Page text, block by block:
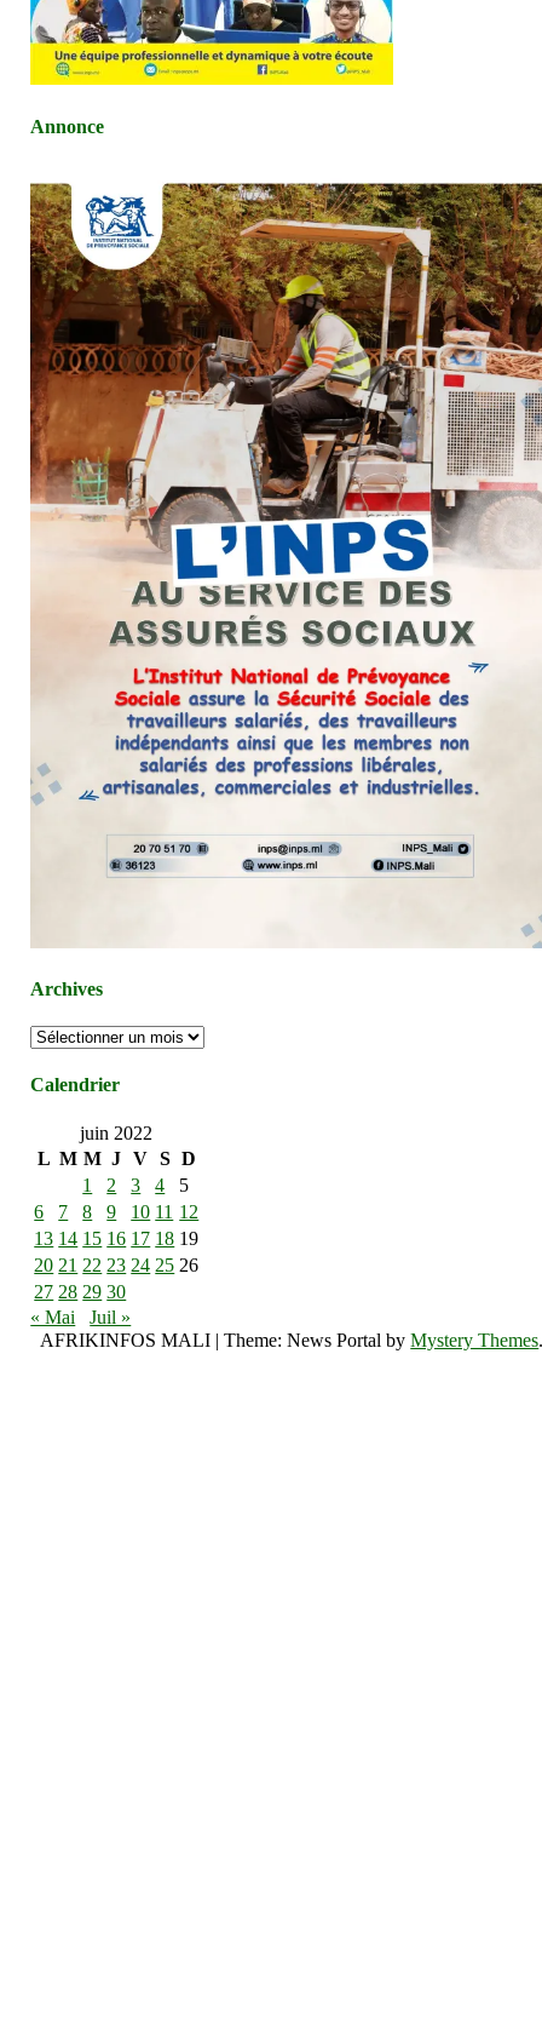
Annonce
Archives
Archives
Calendrier
juin 2022
L M M J V S D
1
2 3 4
5
6
7 8 9 10 11 12
13 14 15 16 17 18 19
20 21 22 23 24 25 26
27 28 29 30
« Mai
Juil »
AFRIKINFOS MALI |Theme: News Portal byMystery Themes